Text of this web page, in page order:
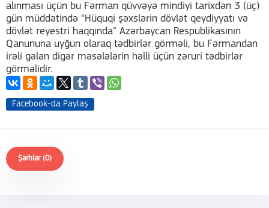
alınması üçün bu Fərman qüvvəyə mindiyi tarixdən 3 (üç)
gün müddətində “Hüquqi şəxslərin dövlət qeydiyyatı və
dövlət reyestri haqqında” Azərbaycan Respublikasının
Qanununa uyğun olaraq tədbirlər görməli, bu Fərmandan
irəli gələn digər məsələlərin həlli üçün zəruri tədbirlər
görməlidir.
Facebook-da Paylaş
Şərhlər (0)